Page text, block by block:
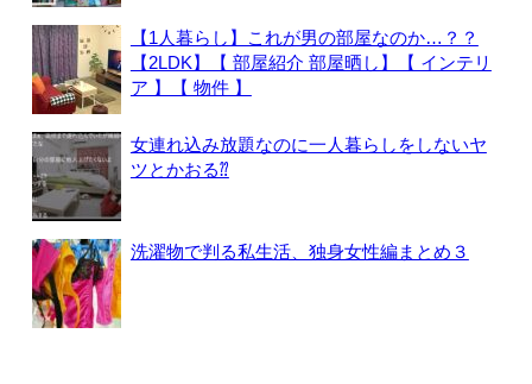
【1人暮らし】これが男の部屋なのか…？？
【2LDK】【 部屋紹介 部屋晒し】【 インテリ
ア 】【 物件 】
女連れ込み放題なのに一人暮らしをしないヤ
ツとかおる⁇
洗濯物で判る私生活、独身女性編まとめ３